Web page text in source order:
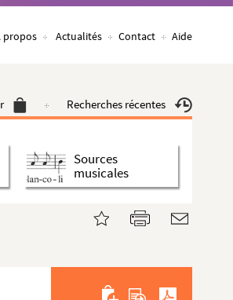
propos Actualités Contact Aide
Recherches récentes
Sources
musicales